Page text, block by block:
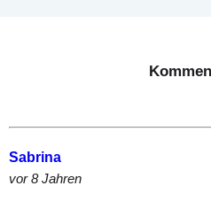
Sabrina
vor 8 Jahren